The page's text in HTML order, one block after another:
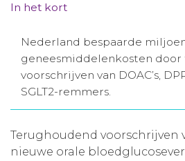
Inloggen
In het kort
Nederland bespaarde
geneesmiddelenkosten
voorschrijven van DOAC’s,
SGLT2-remmers.
Terughoudend voorschrijven
nieuwe orale